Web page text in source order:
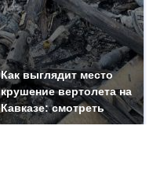
Как выглядит место
крушение вертолета на
Кавказе: смотреть